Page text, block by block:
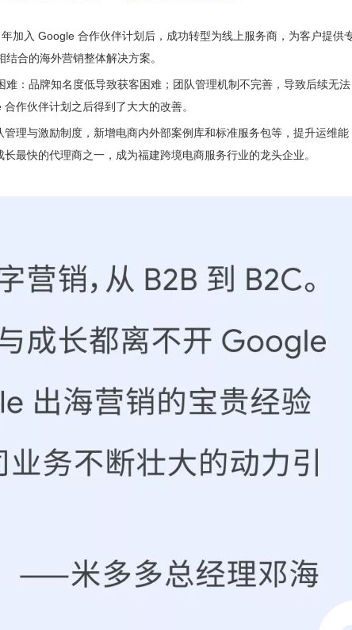
加入 Google 合作伙伴计划后，成功转型为线上服务商，为客户提供
合的海外营销整体解决方案。
：品牌知名度低导致获客困难；团队管理机制不完善，导致后续无法
作伙伴计划之后得到了大大的改善。
理与激励制度，新增电商内外部案例库和标准服务包等，提升运维能
最快的代理商之一，成为福建跨境电商服务行业的龙头企业。